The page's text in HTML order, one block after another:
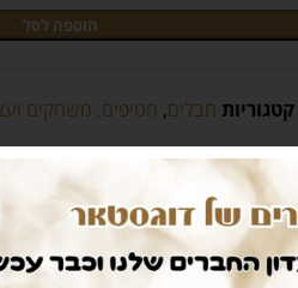
הוספה לסל
קטגוריות חבלים, חטיפים, משחקים